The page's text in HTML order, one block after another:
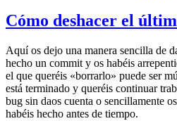
Cómo deshacer el
Aquí os dejo una manera sencilla de
hecho un commit y os habéis
el que queréis «borrarlo» puede ser
está terminado y queréis continuar
bug sin daos cuenta o sencillamente
habéis hecho antes de tiempo.